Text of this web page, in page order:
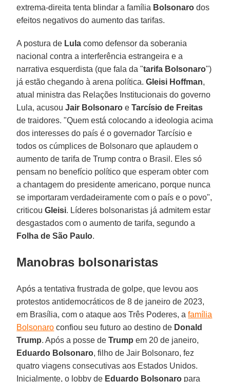
extrema-direita tenta blindar a família Bolsonaro dos
efeitos negativos do aumento das tarifas.
A postura de Lula como defensor da soberania
nacional contra a interferência estrangeira e a
narrativa esquerdista (que fala da "tarifa Bolsonaro")
já estão chegando à arena política.Gleisi Hoffman,
atual ministra das Relações Institucionais do governo
Lula, acusouJair Bolsonaro eTarcísio de Freitas
de traidores. "Quem está colocando a ideologia acima
dos interesses do país é o governador Tarcísio e
todos os cúmplices de Bolsonaro que aplaudem o
aumento de tarifa de Trump contra o Brasil. Eles só
pensam no benefício político que esperam obter com
a chantagem do presidente americano, porque nunca
se importaram verdadeiramente com o país e o povo",
criticouGleisi. Líderes bolsonaristas já admitem estar
desgastados com o aumento de tarifa, segundo a
Folha de São Paulo.
Manobras bolsonaristas
Após a tentativa frustrada de golpe, que levou aos
protestos antidemocráticos de 8 de janeiro de 2023,
em Brasília, com o ataque aos Três Poderes, afamília
Bolsonaro confiou seu futuro ao destino de Donald
Trump. Após a posse deTrump em 20 de janeiro,
Eduardo Bolsonaro, filho de Jair Bolsonaro, fez
quatro viagens consecutivas aos Estados Unidos.
Inicialmente, o lobby de Eduardo Bolsonaro para